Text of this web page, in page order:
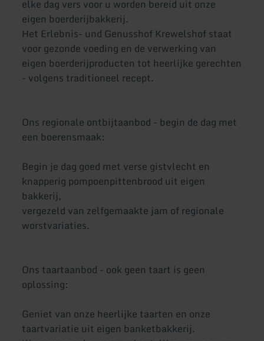
elke dag vers voor u worden bereid uit onze
eigen boerderijbakkerij.
Het Erlebnis- und Genusshof Krewelshof staat
voor gezonde voeding en de verwerking van
eigen boerderijproducten tot heerlijke gerechten
- volgens traditioneel recept.
Ons regionale ontbijtaanbod - begin de dag met
een boerensmaak:
Begin je dag goed met verse gistvlecht en
knapperig pompoenpittenbrood uit eigen
bakkerij,
vergezeld van zelfgemaakte jam of regionale
worstvariaties.
Ons taartaanbod - ook geen taart is geen
oplossing:
Geniet van onze heerlijke taarten en onze
taartvariatie uit eigen banketbakkerij.